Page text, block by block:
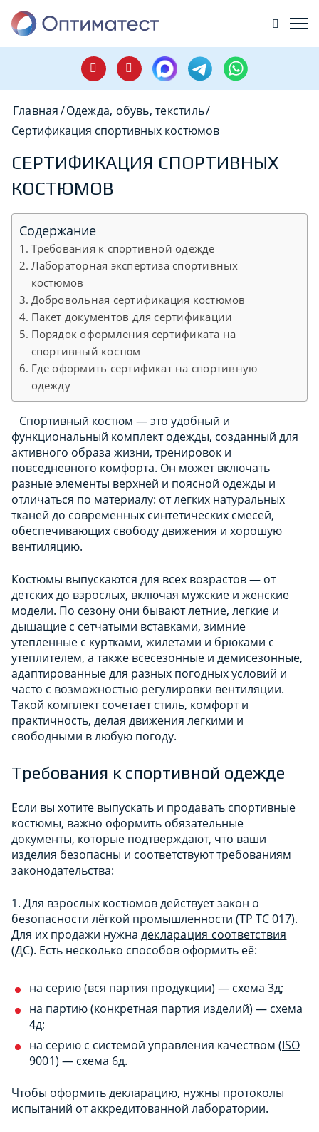
Главная/Одежда, обувь, текстиль/
Сертификация спортивных костюмов
СЕРТИФИКАЦИЯ СПОРТИВНЫХ
КОСТЮМОВ
Содержание
Требования к спортивной одежде
Лабораторная экспертиза спортивных
костюмов
Добровольная сертификация костюмов
Пакет документов для сертификации
Порядок оформления сертификата на
спортивный костюм
Где оформить сертификат на спортивную
одежду
Спортивный костюм — это удобный и
функциональный комплект одежды, созданный для
активного образа жизни, тренировок и
повседневного комфорта. Он может включать
разные элементы верхней и поясной одежды и
отличаться по материалу: от легких натуральных
тканей до современных синтетических смесей,
обеспечивающих свободу движения и хорошую
вентиляцию.
Костюмы выпускаются для всех возрастов — от
детских до взрослых, включая мужские и женские
модели. По сезону они бывают летние, легкие и
дышащие с сетчатыми вставками, зимние
утепленные с куртками, жилетами и брюками с
утеплителем, а также всесезонные и демисезонные,
адаптированные для разных погодных условий и
часто с возможностью регулировки вентиляции.
Такой комплект сочетает стиль, комфорт и
практичность, делая движения легкими и
свободными в любую погоду.
Требования к спортивной одежде
Если вы хотите выпускать и продавать спортивные
костюмы, важно оформить обязательные
документы, которые подтверждают, что ваши
изделия безопасны и соответствуют требованиям
законодательства:
1. Для взрослых костюмов действует закон о
безопасности лёгкой промышленности (ТР ТС 017).
Для их продажи нужна декларация соответствия
(ДС). Есть несколько способов оформить её:
на серию (вся партия продукции) — схема 3д;
на партию (конкретная партия изделий) — схема
4д;
на серию с системой управления качеством (ISO
9001) — схема 6д.
Чтобы оформить декларацию, нужны протоколы
испытаний от аккредитованной лаборатории.